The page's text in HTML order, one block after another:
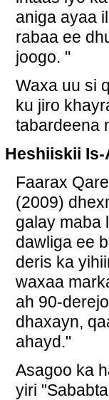
aniga ayaa
rabaa ee
joogo. "
Waxa uu si
ku jiro
tabardeena
Heshiiskii
Faarax
(2009)
galay maba
dawliga ee
deris ka
waxaa
ah 90-
dhaxayn,
ahayd."
Asagoo ka
yiri